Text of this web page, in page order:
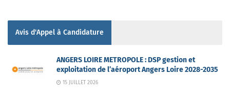
Avis d'Appel à Candidature
ANGERS LOIRE METROPOLE : DSP gestion et
exploitation de l’aéroport Angers Loire 2028-2035
15 JUILLET 2026